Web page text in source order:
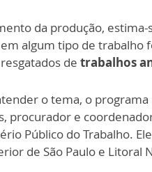
da produção,
algum tipo de trabalho
de trabalhos
o tema, o
procurador e
Público do Trabalho.
de São Paulo e Litoral